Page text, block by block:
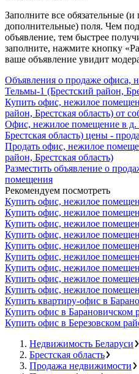
Заполните все обязательные
дополнительные) поля. Чем
объявление, тем быстрее
заполните, нажмите кнопку
ваше объявление увидит
Объявления о продаже офиса,
Тельмы-1 (Брестский район,
Купить офис, нежилое
район, Брестская область) от
Офис, нежилое помещение в д.
Брестская область) цены -
Продать офис, нежилое
район, Брестская область)
Разместить объявление о
помещения
Рекомендуем посмотреть
Купить офис, нежилое
Купить офис, нежилое
Купить офис, нежилое
Купить офис, нежилое
Купить офис, нежилое
Купить офис, нежилое
Купить офис, нежилое
Купить офис, нежилое
Купить офис, нежилое
Купить квартиру-офис в
Купить офис в Барановичском
Купить офис в Березовском
Недвижимость Беларуси
Брестская область
Продажа недвижимости